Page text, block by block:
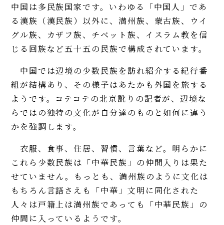
中国は多民族国家です。いわゆる「中国人」であ
る漢族（漢民族）以外に、満州族、蒙古族、ウイ
グル族、カザフ族、チベット族、イスラム教を信
じる回族など五十五の民族で構成されています。
中国では辺境の少数民族を訪れ紹介する紀行番
組が結構あり、その様子はあたかも外国を旅する
ようです。コテコテの北京訛りの記者が、辺境な
らではの独特の文化が自分達のものと如何に違う
かを強調します。
衣服、食事、住居、習慣、言葉など。明らかに
これら少数民族は「中華民族」の仲間入りは果た
せていません。もっとも、満州族のように文化は
もちろん言語さえも「中華」文明に同化された
人々は戸籍上は満州族であっても「中華民族」の
仲間に入っているようです。